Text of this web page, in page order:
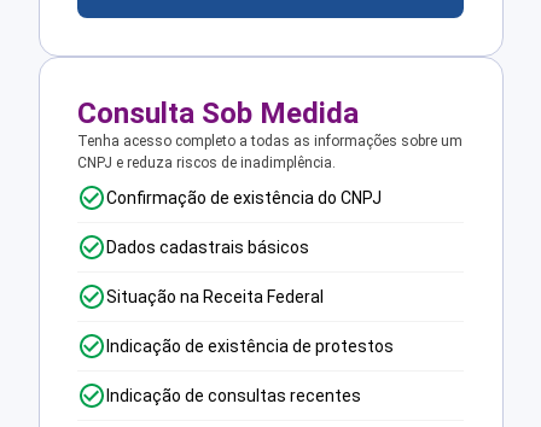
Consulta Sob Medida
Tenha acesso completo a todas as informações sobre um
CNPJ e reduza riscos de inadimplência.
Confirmação de existência do CNPJ
Dados cadastrais básicos
Situação na Receita Federal
Indicação de existência de protestos
Indicação de consultas recentes